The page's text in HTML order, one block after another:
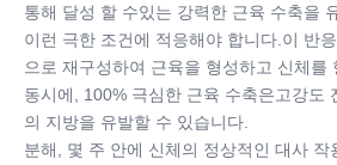
통해 달성 할 수있는 강력한 근육 수축을
이런 극한 조건에 적응해야 합니다.이 반
으로 재구성하여 근육을 형성하고 신체를
동시에, 100% 극심한 근육 수축은고강도
의 지방을 유발할 수 있습니다.
분해, 몇 주 안에 신체의 정상적인 대사 작